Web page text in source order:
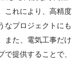
これにより、高精度
なプロジェクトにも
また、電気工事だけ
提供することで、